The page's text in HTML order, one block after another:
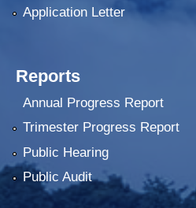
Application Letter
Reports
Annual Progress Report
Trimester Progress Report
Public Hearing
Public Audit